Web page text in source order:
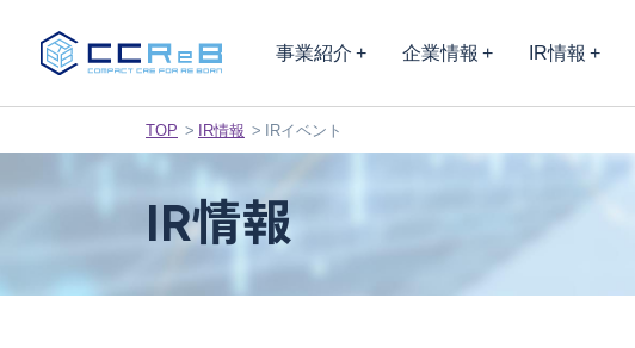
事業紹介 企業情報 IR情報
TOP IR情報 IRイベント
IR情報